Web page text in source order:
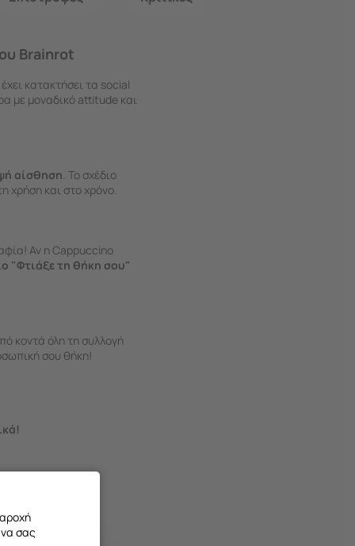
Brainrot
κατακτήσει τα social
με μοναδικό attitude και
αίσθηση. Το σχέδιο
χρήση και στο χρόνο.
Αν η Cappuccino
"Φτιάξε τη θήκη σου"
κοντά όλη τη συλλογή
σου θήκη!
θήκης
σας